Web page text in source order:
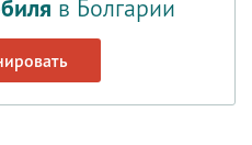
в Болгарии